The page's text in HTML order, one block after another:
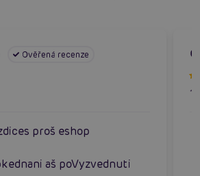
Ověřená recenze
proš eshop
aš poVyzvednuti